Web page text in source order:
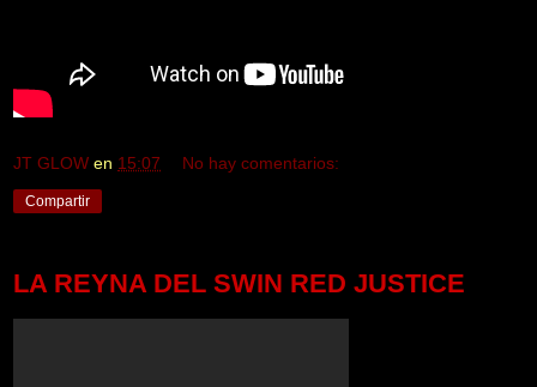
JT GLOW en 15:07 No hay comentarios:
Compartir
LA REYNA DEL SWIN RED JUSTICE